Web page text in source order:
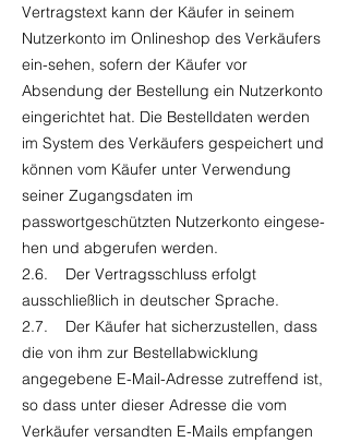
Vertragstext kann der Käufer in seinem
Nutzerkonto im Onlineshop des Verkäufers
ein-sehen, sofern der Käufer vor
Absendung der Bestellung ein Nutzerkonto
eingerichtet hat. Die Bestelldaten werden
im System des Verkäufers gespeichert und
können vom Käufer unter Verwendung
seiner Zugangsdaten im
passwortgeschützten Nutzerkonto eingese-
hen und abgerufen werden.
2.6. Der Vertragsschluss erfolgt
ausschließlich in deutscher Sprache.
2.7. Der Käufer hat sicherzustellen, dass
die von ihm zur Bestellabwicklung
angegebene E-Mail-Adresse zutreffend ist,
so dass unter dieser Adresse die vom
Verkäufer versandten E-Mails empfangen